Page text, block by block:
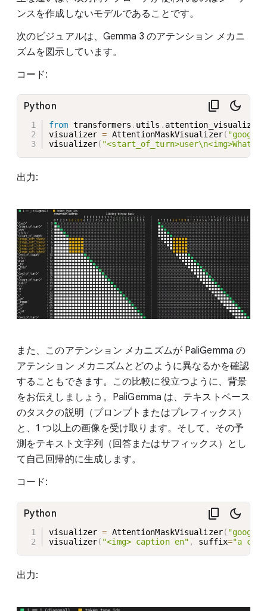
ンスを作成しないモデルであることです。
次のビジュアルは、Gemma 3 のアテンション メカニ
ズムを図示しています。
コード:
from transformers . utils . attention_visualizer
visualizer = AttentionMaskVisualizer(
visualizer( "<start_of_turn>user\n<img>What
Python
出力:
また、このアテンション メカニズムが PaliGemma の
アテンション メカニズムとどのように異なるかを確認
することもできます。この比較に役立つように、背景
をお伝えしましょう。PaliGemma は、テキストベース
のタスクの説明（プロンプトまたはプレフィックス）
と、1 つ以上の画像を受け取ります。そして、その予
測をテキスト文字列（回答またはサフィックス）とし
て自己回帰的に生成します。
コード:
visualizer = AttentionMaskVisualizer( "google/
visualizer( "<img> caption en" , suffix="a cat
Python
出力: